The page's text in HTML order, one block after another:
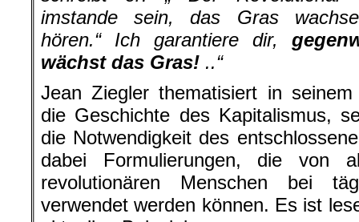
imstande sein, das Gras
hören.“ Ich garantiere dir,
wächst das Gras! ..“
Jean Ziegler thematisiert in seinem
die Geschichte des Kapitalismus,
die Notwendigkeit des
dabei Formulierungen, die von
revolutionären Menschen bei
verwendet werden können. Es ist